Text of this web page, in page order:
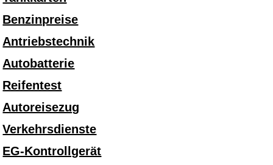
Benzinpreise
Antriebstechnik
Autobatterie
Reifentest
Autoreisezug
Verkehrsdienste
EG-Kontrollgerät